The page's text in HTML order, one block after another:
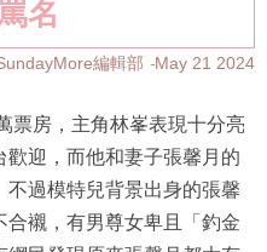
名
編輯部 May 21 2024
票房，主角林峯表現十分亮
迎，而他和妻子張馨月的
過模特兒背景出身的張馨
合襯，有男尊女卑且「釣金